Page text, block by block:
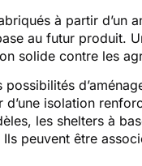
à partir d’un
au futur produit.
solide contre les
isolation
les shelters à
Ils peuvent être